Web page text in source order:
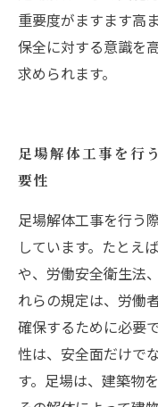
重要度がますます高
保全に対する意識を
求められます。
足場解体工事を行
要性
足場解体工事を行う
しています。たとえ
や、労働安全衛生法
れらの規定は、労働
確保するために必要
性は、安全面だけで
す。足場は、建築物